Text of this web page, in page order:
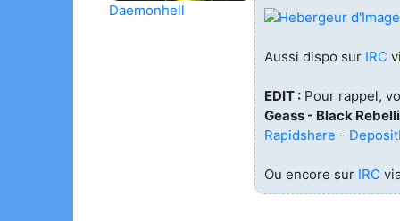
Daemonhell
Aussi dispo sur IRC
EDIT :Pour rappel,
Geass - Black
Rapidshare -
Ou encore sur IRC